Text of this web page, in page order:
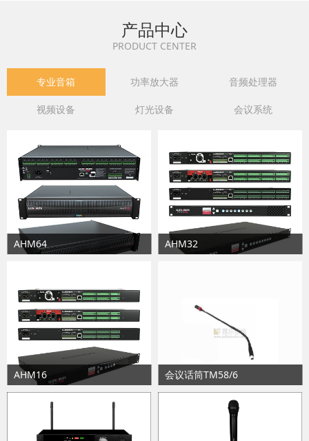
产品中心
PRODUCT CENTER
专业音箱 功率放大器 音频处理器
视频设备 灯光设备 会议系统
AHM64 AHM32
AHM16 会议话筒TM58/6